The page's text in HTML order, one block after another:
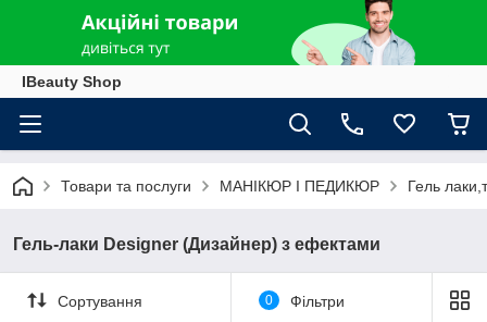
IBeauty Shop
Товари та послуги МАНІКЮР І ПЕДИКЮР Гель
Гель-лаки Designer (Дизайнер) з ефектами
Сортування 0 Фільтри